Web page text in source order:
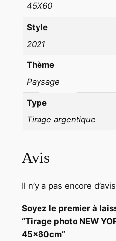
m
a
5
6
c
45X60
Style
2021
Thème
Paysage
Type
Tirage argentique
Avis
Il n’y a pas encore
Soyez le premier à
“Tirage photo NEW
45x60cm”